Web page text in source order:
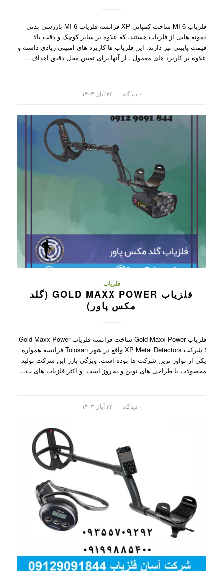
فلزیاب MI-6 ساخت کمپانی XP فرانسه فلزیاب MI-6 بازرسی بدنی
نمونه هایی از فلزیاب هستند، که علاوه بر سایز کوچک و دقت بالا
قیمت پایینی نیز دارند. این فلزیاب ها کاربرد های امنیتی زیادی داشته و
علاوه بر کاربرد های معمول ، از آنها برای تعیین محل دقیق اهداف…
۰ دیدگاه ۲۷ آبان ۱۴۰۳
فلزیاب
فلزیاب GOLD MAXX POWER (گلد
مکس پاور)
فلزیاب Gold Maxx Power ساخت فرانسه فلزیاب Gold Maxx Power
؛ شرکت XP Metal Detectors واقع در شهر Tolosan فرانسه همواره
یکی از نوآور ترین شرکت ها بوده است. ویژگی بارز این شرکت تولید
محصولات با طراحی های نوین و به روز است. و اکثر فلزیاب های ت…
۰ دیدگاه ۲۲ آبان ۱۴۰۳